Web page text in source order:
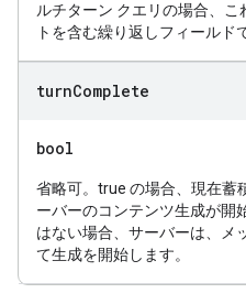
ルチターン クエリの場合、
トを含む繰り返しフィールド
turnComplete
bool
省略可。true の場合、現在蓄
ーバーのコンテンツ生成が開
はない場合、サーバーは、メ
て生成を開始します。